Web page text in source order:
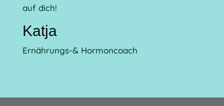
auf dich!
Katja
Ernährungs-& Hormoncoach